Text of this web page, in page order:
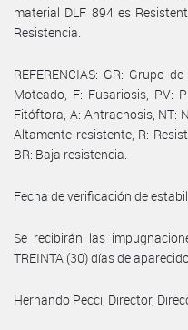
material DLF 894 es
Resistencia.
REFERENCIAS: GR: Grupo
Moteado, F: Fusariosis, PV:
Fitóftora, A: Antracnosis, NT:
Altamente resistente, R:
BR: Baja resistencia.
Fecha de verificación de
Se recibirán las
TREINTA (30) días de
Hernando Pecci, Director,